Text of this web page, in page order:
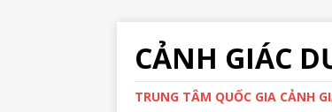
CẢNH GIÁC
TRUNG TÂM QUỐC GIA CẢNH